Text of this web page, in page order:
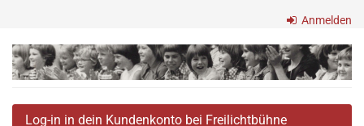
Inhalt
springen
Anmelden
Freilichtbühne
Log-in in dein Kundenkonto bei Freilichtbühne